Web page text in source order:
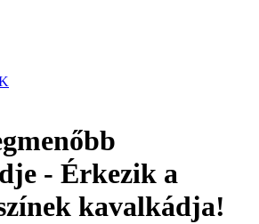
- Érkezik a
kavalkádja!